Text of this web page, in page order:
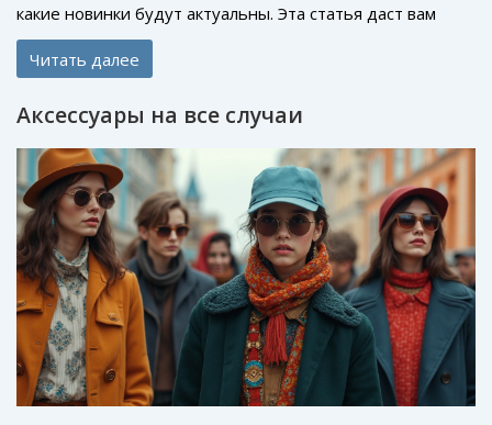
какие новинки будут актуальны. Эта статья даст вам
представление о ключевых трендах и поможет
вписаться в динамичный ритм современного стиля.
Читать далее
Аксессуары на все случаи